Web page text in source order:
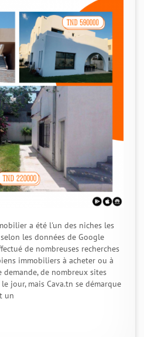
a été l'un des niches les
les données de Google
de nombreuses recherches
immobiliers à acheter ou à
de nombreux sites
jour, mais Cava.tn se démarque
un